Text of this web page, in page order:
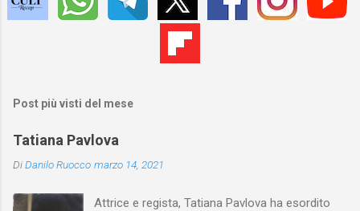
Post più visti del mese
Tatiana Pavlova
DiDanilo Ruocco marzo 14, 2021
Attrice e regista, Tatiana Pavlova ha esordito